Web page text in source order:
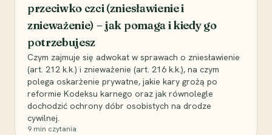
przeciwko czci (zniesławienie i
znieważenie) – jak pomaga i kiedy go
potrzebujesz
Czym zajmuje się adwokat w sprawach o zniesławienie
(art. 212 k.k.) i znieważenie (art. 216 k.k.), na czym
polega oskarżenie prywatne, jakie kary grożą po
reformie Kodeksu karnego oraz jak równolegle
dochodzić ochrony dóbr osobistych na drodze
cywilnej.
9 min czytania